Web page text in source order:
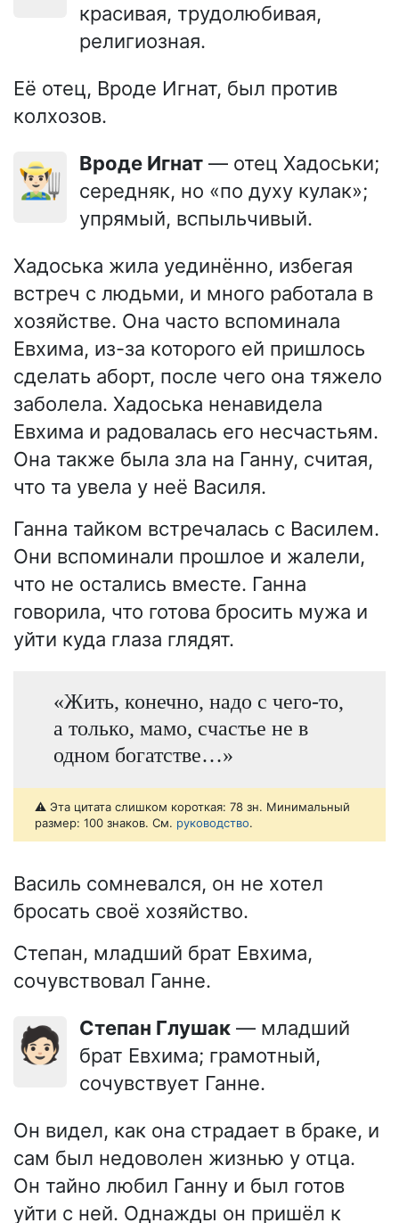
красивая, трудолюбивая,
религиозная.
Её отец, Вроде Игнат, был против
колхозов.
👨🏻‍🌾 Вроде Игнат — отец Хадоськи;
середняк, но «по духу кулак»;
упрямый, вспыльчивый.
Хадоська жила уединённо, избегая
встреч с людьми, и много работала в
хозяйстве. Она часто вспоминала
Евхима, из-за которого ей пришлось
сделать аборт, после чего она тяжело
заболела. Хадоська ненавидела
Евхима и радовалась его несчастьям.
Она также была зла на Ганну, считая,
что та увела у неё Василя.
Ганна тайком встречалась с Василем.
Они вспоминали прошлое и жалели,
что не остались вместе. Ганна
говорила, что готова бросить мужа и
уйти куда глаза глядят.
«Жить, конечно, надо с чего-то,
а только, мамо, счастье не в
одном богатстве…»
⚠️ Эта цитата слишком короткая: 78 зн. Минимальный
размер: 100 знаков. См. руководство.
Василь сомневался, он не хотел
бросать своё хозяйство.
Степан, младший брат Евхима,
сочувствовал Ганне.
🧑🏻 Степан Глушак — младший
брат Евхима; грамотный,
сочувствует Ганне.
Он видел, как она страдает в браке, и
сам был недоволен жизнью у отца.
Он тайно любил Ганну и был готов
уйти с ней. Однажды он пришёл к